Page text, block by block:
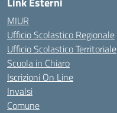
MIUR
Ufficio Scolastico Regionale
Ufficio Scolastico Territoriale
Scuola in Chiaro
Iscrizioni On Line
Invalsi
Comune